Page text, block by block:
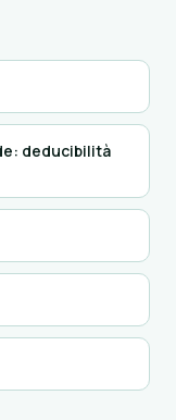
deducibilità